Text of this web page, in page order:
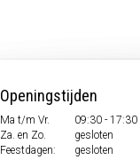
Openingstijden
Ma t/m Vr.
09:30 - 17:30
Za. en Zo.
gesloten
Feestdagen:
gesloten